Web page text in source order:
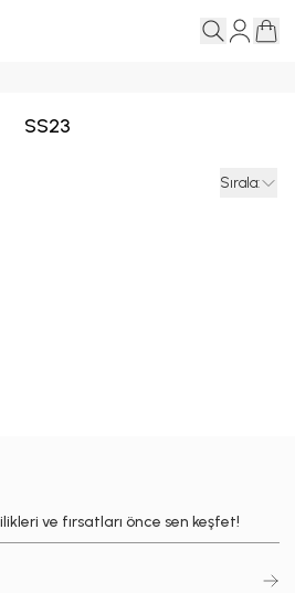
SS23
Sırala:
ve fırsatları önce sen keşfet!